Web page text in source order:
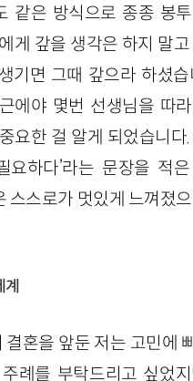
같은 방식으로 종종 봉
게 갚을 생각은 하지 말
기면 그때 갚으라 하셨습
에야 몇번 선생님을 따
요한 걸 알게 되었습니다.
요하다’라는 문장을 적
스스로가 멋있게 느껴졌
결혼을 앞둔 저는 고민에
례를 부탁드리고 싶었